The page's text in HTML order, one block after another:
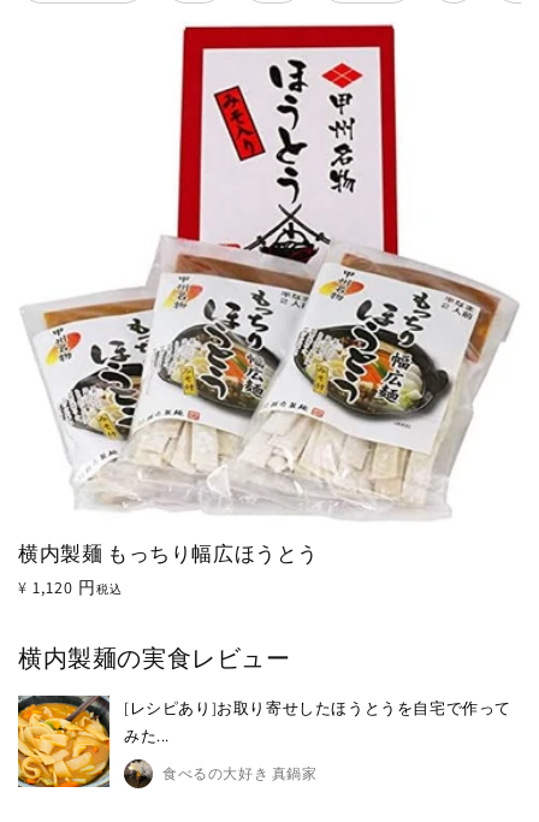
横内製麺 もっちり幅広ほうとう
通
価
格
¥1,120 円 税込
横内製麺の実食レビュー
[レシピあり]お取り寄せしたほうとうを自宅で作って
みた...
食べるの大好き 真鍋家